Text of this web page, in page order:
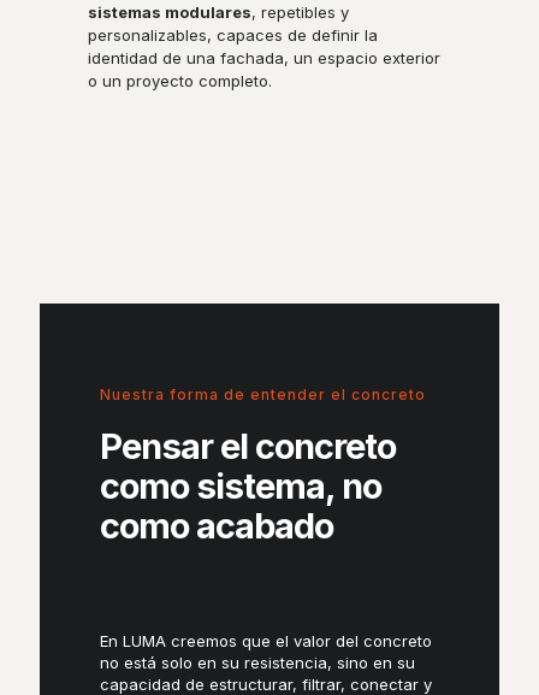
sistemas modulares, repetibles y
personalizables, capaces de definir la
identidad de una fachada, un espacio exterior
o un proyecto completo.
Nuestra forma de entender el concreto
Pensar el concreto
como sistema, no
como acabado
En LUMA creemos que el valor del concreto
no está solo en su resistencia, sino en su
capacidad de estructurar, filtrar, conectar y